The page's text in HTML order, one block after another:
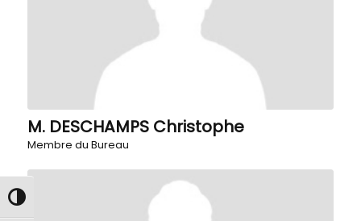
Passer en contraste élevé
M. DESCHAMPS Christophe
Membre du Bureau